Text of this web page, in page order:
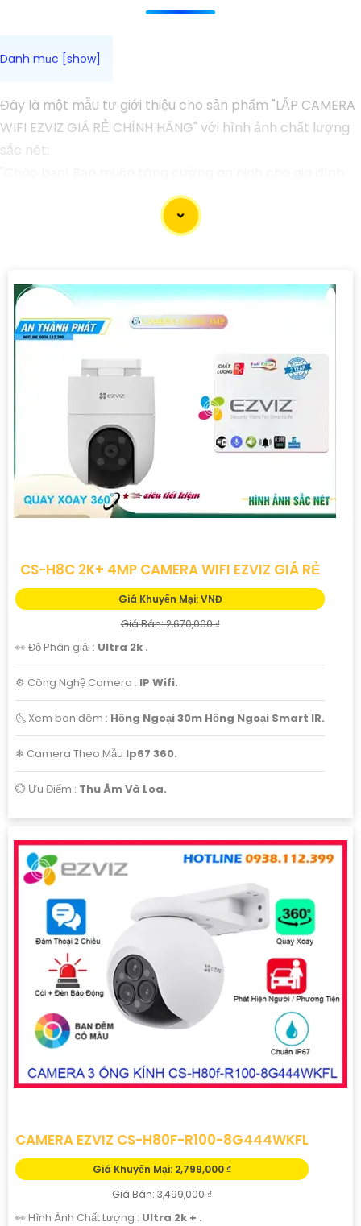
Đây là một mẫu tư giới thiệu cho sản phẩm "LẮP CAMERA
WIFI EZVIZ GIÁ RẺ CHÍNH HÃNG" với hình ảnh chất lượng
sắc nét:
và văn phòng của mình mà không cần tốn nhiều chi phí?
Dòng sản phẩm Camera WiFi Ezviz sẽ là sự lựa chọn hoàn
hảo cho bạn. Với thiết kế nhỏ gọn, dễ lắp đặt và sử dụng,
bạn dễ dàng quan sát mọi góc cạnh từ xa thông qua ứng
dụng điện thoại.
Với giá cả phải chăng và chính hãng, bạn có thể yên tâm
về chất lượng sản phẩm. Hãy lựa chọn Camera WiFi Ezviz
để bảo vệ cho ngôi nhà thân yêu của bạn ngay hôm nay!
Đừng để bất kỳ sự cố xảy ra mà không kịp khám phá."
Hy vọng bạn sẽ hài lòng với mẫu tư giới thiệu này!
CS-H8C 2K+ 4MP CAMERA WIFI EZVIZ GIÁ RẺ
Giá Khuyến Mại: VNĐ
Giá Bán: 2,670,000 ₫
👀 Độ Phân giải : Ultra 2k .
⚙ Công Nghệ Camera : IP Wifi.
🌜 Xem ban đêm : Hồng Ngoại 30m Hồng Ngoại Smart IR.
❄ Camera Theo Mẫu Ip67 360.
️💮 Ưu Điểm : Thu Âm Và Loa.
CAMERA EZVIZ CS-H80F-R100-8G444WKFL
Giá Khuyến Mại: 2,799,000 ₫
Giá Bán: 3,499,000 ₫
👀 Hình Ành Chất Lượng : Ultra 2k + .